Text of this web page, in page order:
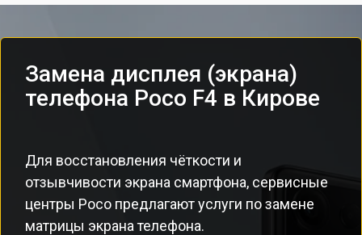
Замена дисплея (экрана)
телефона Poco F4 в Кирове
Для восстановления чёткости и
отзывчивости экрана смартфона, сервисные
центры Poco предлагают услуги по замене
матрицы экрана телефона.